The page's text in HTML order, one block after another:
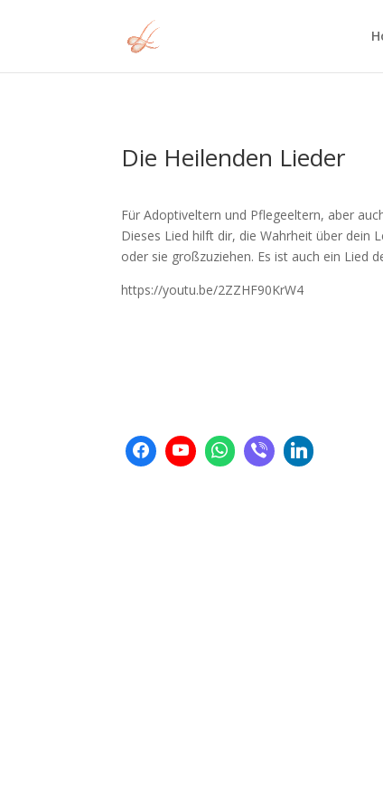
Die Heilenden Lieder
Für Adoptiveltern und Pflegeeltern, aber
Dieses Lied hilft dir, die Wahrheit über dein
oder sie großzuziehen. Es ist auch ein Lied
https://youtu.be/2ZZHF90KrW4